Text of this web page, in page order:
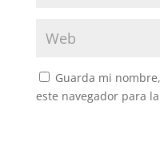
Guarda mi
este navegador para